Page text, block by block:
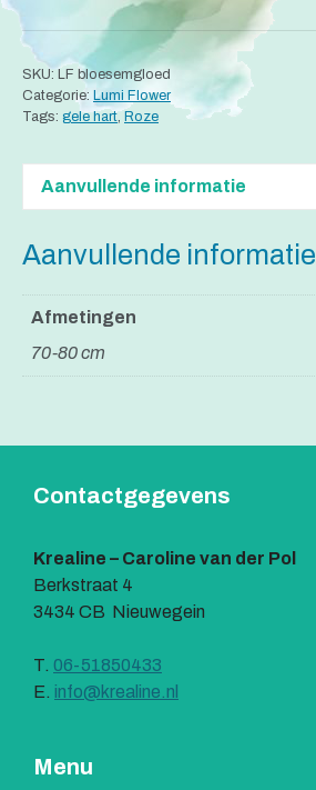
n
t
i
e
SKU: LF bloesemgloed
Categorie: Lumi Flower
Tags: gele hart,Roze
Aanvullende informatie
Aanvullende informatie
Afmetingen
70-80 cm
Contactgegevens
Krealine – Caroline van der Pol
Berkstraat 4
3434 CB Nieuwegein
T. 06-51850433
E. info@krealine.nl
Menu